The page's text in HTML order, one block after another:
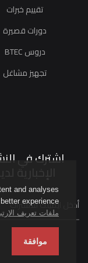
and analyses
experience.
ملفات تعريف
موافقة
تقييم خبرات
دورات قصيرة
دروس BTEC
تجهيز مشاغل
اشترك في
الإخبارية